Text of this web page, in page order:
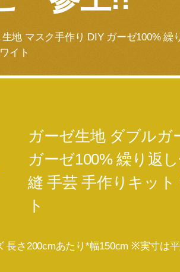
地 マスク手作り DIY ガーゼ100% 繰
イト
ガーゼ生地 ダブルガ
ガーゼ100% 繰り返
縫 手芸 手作りキッ
ト
長さ200cmあたり*幅150cm ※実寸は平